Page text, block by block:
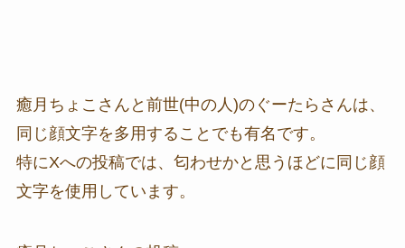
癒月ちょこさんと前世(中の人)のぐーたらさんは、
同じ顔文字を多用することでも有名です。
特にXへの投稿では、匂わせかと思うほどに同じ顔
文字を使用しています。